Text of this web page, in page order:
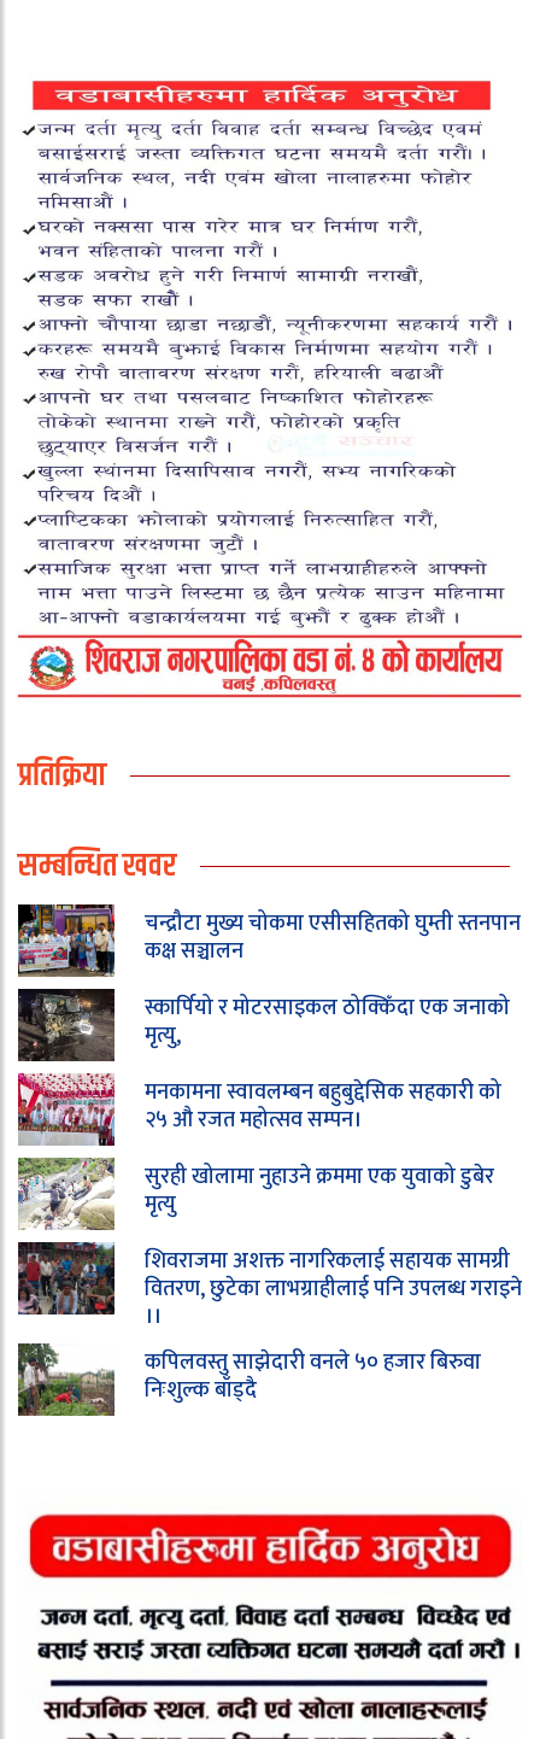
प्रतिक्रिया
सम्बन्धित खवर
चन्द्रौटा मुख्य चोकमा एसीसहितको घुम्ती स्तनपान
कक्ष सञ्चालन
स्कार्पियो र मोटरसाइकल ठोक्किँदा एक जनाको
मृत्यु,
मनकामना स्वावलम्बन बहुबुद्देसिक सहकारी को
२५ औ रजत महोत्सव सम्पन।
सुरही खोलामा नुहाउने क्रममा एक युवाको डुबेर
मृत्यु
शिवराजमा अशक्त नागरिकलाई सहायक सामग्री
वितरण, छुटेका लाभग्राहीलाई पनि उपलब्ध गराइने
।।
कपिलवस्तु साझेदारी वनले ५० हजार बिरुवा
निःशुल्क बाँड्दै